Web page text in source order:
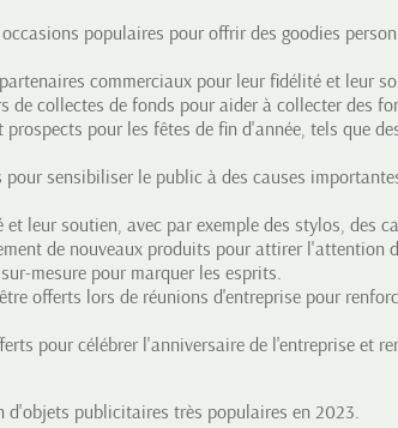
populaires pour offrir des goodies
commerciaux pour leur fidélité et leur
de collectes de fonds pour aider à collecter des
pour les fêtes de fin d'année, tels que
sensibiliser le public à des causes
leur soutien, avec par exemple des stylos, des
de nouveaux produits pour attirer l'attention
mesure pour marquer les esprits.
offerts lors de réunions d'entreprise pour
pour célébrer l'anniversaire de l'entreprise et
d'objets publicitaires très populaires en 2023.